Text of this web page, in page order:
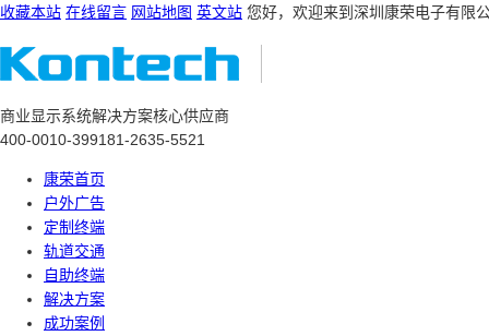
收藏本站 在线留言 网站地图 英文站 您好，欢迎来到深圳康荣电子有限
商业显示系统解决方案核心供应商
400-0010-399181-2635-5521
康荣首页
户外广告
定制终端
轨道交通
自助终端
解决方案
成功案例